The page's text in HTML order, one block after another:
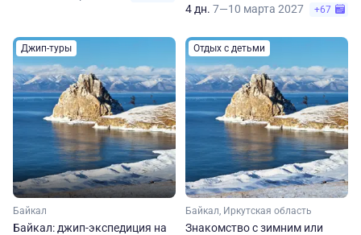
4 дн. 7—10 марта 2027 +67
Джип-туры
Байкал
Байкал: джип-экспедиция на
Отдых с детьми
Байкал, Иркутская область
Знакомство с зимним или